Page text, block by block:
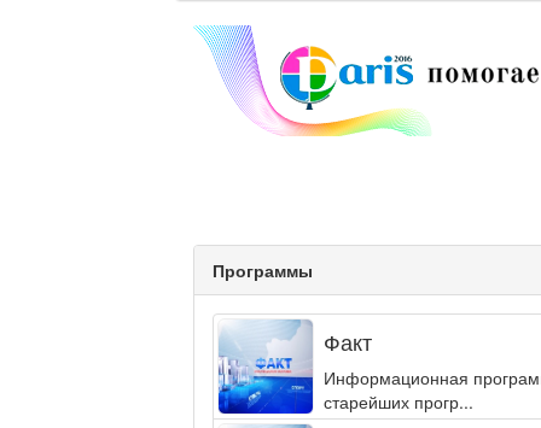
Программы
Факт
Информационная
старейших прогр...